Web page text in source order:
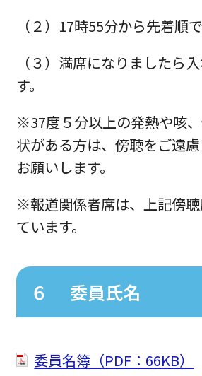
（２）17時55分から先着順
（３）満席になりましたら
す。
※37度５分以上の発熱や咳
状がある方は、傍聴をご遠
お願いします。
※報道関係者席は、上記傍
ています。
６ 委員氏名
委員名簿（PDF：66KB）